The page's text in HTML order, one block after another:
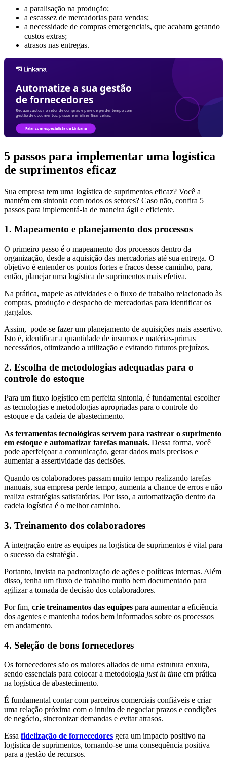
a paralisação na produção;
a escassez de mercadorias para vendas;
a necessidade de compras emergenciais, que acabam gerando
custos extras;
atrasos nas entregas.
5 passos para implementar uma logística
de suprimentos eficaz
Sua empresa tem uma logística de suprimentos eficaz? Você a
mantém em sintonia com todos os setores? Caso não, confira 5
passos para implementá-la de maneira ágil e eficiente.
1. Mapeamento e planejamento dos processos
O primeiro passo é o mapeamento dos processos dentro da
organização, desde a aquisição das mercadorias até sua entrega. O
objetivo é entender os pontos fortes e fracos desse caminho, para,
então, planejar uma logística de suprimentos mais efetiva.
Na prática, mapeie as atividades e o fluxo de trabalho relacionado às
compras, produção e despacho de mercadorias para identificar os
gargalos.
Assim, pode-se fazer um planejamento de aquisições mais assertivo.
Isto é, identificar a quantidade de insumos e matérias-primas
necessários, otimizando a utilização e evitando futuros prejuízos.
2. Escolha de metodologias adequadas para o
controle do estoque
Para um fluxo logístico em perfeita sintonia, é fundamental escolher
as tecnologias e metodologias apropriadas para o controle do
estoque e da cadeia de abastecimento.
As ferramentas tecnológicas servem para rastrear o suprimento
em estoque e automatizar tarefas manuais. Dessa forma, você
pode aperfeiçoar a comunicação, gerar dados mais precisos e
aumentar a assertividade das decisões.
Quando os colaboradores passam muito tempo realizando tarefas
manuais, sua empresa perde tempo, aumenta a chance de erros e não
realiza estratégias satisfatórias. Por isso, a automatização dentro da
cadeia logística é o melhor caminho.
3. Treinamento dos colaboradores
A integração entre as equipes na logística de suprimentos é vital para
o sucesso da estratégia.
Portanto, invista na padronização de ações e políticas internas. Além
disso, tenha um fluxo de trabalho muito bem documentado para
agilizar a tomada de decisão dos colaboradores.
Por fim, crie treinamentos das equipes para aumentar a eficiência
dos agentes e mantenha todos bem informados sobre os processos
em andamento.
4. Seleção de bons fornecedores
Os fornecedores são os maiores aliados de uma estrutura enxuta,
sendo essenciais para colocar a metodologia just in time em prática
na logística de abastecimento.
É fundamental contar com parceiros comerciais confiáveis e criar
uma relação próxima com o intuito de negociar prazos e condições
de negócio, sincronizar demandas e evitar atrasos.
Essa fidelização de fornecedores gera um impacto positivo na
logística de suprimentos, tornando-se uma consequência positiva
para a gestão de recursos.